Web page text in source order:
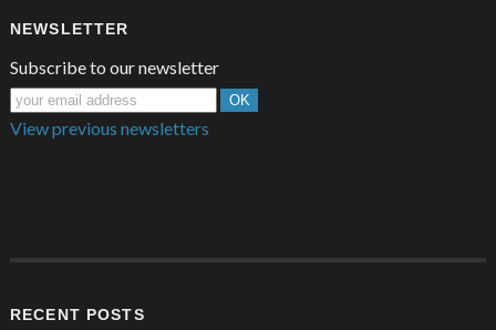
NEWSLETTER
Subscribe to our newsletter
View previous newsletters
RECENT POSTS